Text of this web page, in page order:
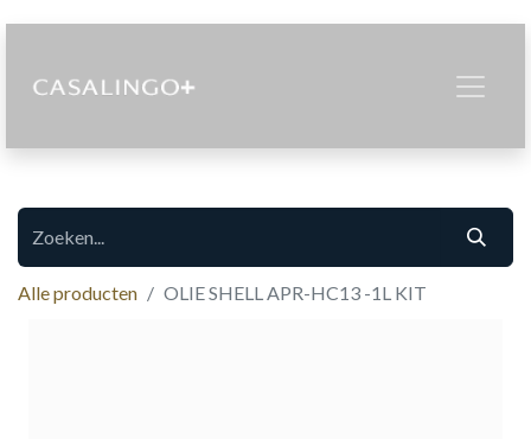
Alle producten OLIE SHELL APR-HC13 -1L KIT